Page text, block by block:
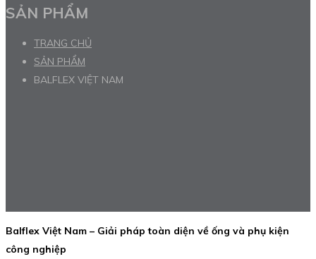
SẢN PHẨM
TRANG CHỦ
SẢN PHẨM
BALFLEX VIỆT NAM
Balflex Việt Nam – Giải pháp toàn diện về ống và phụ kiện
công nghiệp